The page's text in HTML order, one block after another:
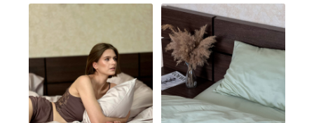
несколько
вариаций.
можно
выбрать
на
странице
вариаций.
Опции
выбрать
на
странице